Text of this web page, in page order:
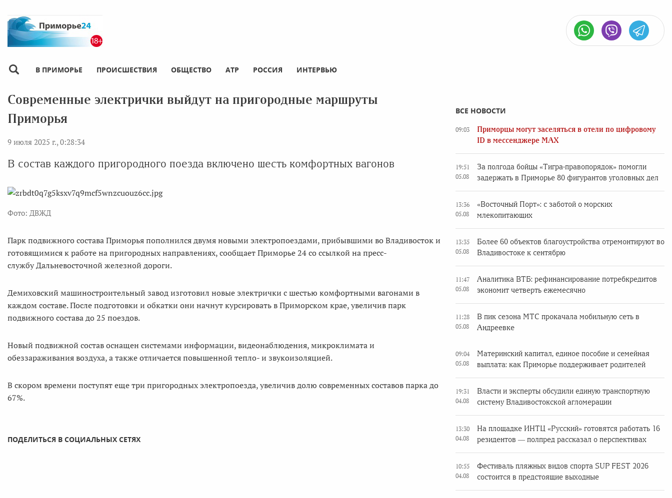
В ПРИМОРЬЕ ПРОИСШЕСТВИЯ ОБЩЕСТВО АТР РОССИЯ ИНТЕРВЬЮ
Современные электрички выйдут на пригородные маршруты
Приморья
9 июля 2025 г., 0:28:34
В состав каждого пригородного поезда включено шесть комфортных вагонов
Фото: ДВЖД
Парк подвижного состава Приморья пополнился двумя новыми электропоездами, прибывшими во Владивосток и
готовящимися к работе на пригородных направлениях, сообщает Приморье 24 со ссылкой на пресс-
службу Дальневосточной железной дороги.
Демиховский машиностроительный завод изготовил новые электрички с шестью комфортными вагонами в
каждом составе. После подготовки и обкатки они начнут курсировать в Приморском крае, увеличив парк
подвижного состава до 25 поездов.
Новый подвижной состав оснащен системами информации, видеонаблюдения, микроклимата и
обеззараживания воздуха, а также отличается повышенной тепло- и звукоизоляцией.
В скором времени поступят еще три пригородных электропоезда, увеличив долю современных составов парка до
67%.
ПОДЕЛИТЬСЯ В СОЦИАЛЬНЫХ СЕТЯХ
ВСЕ НОВОСТИ
09:03
Приморцы могут заселяться в отели по цифровому
ID в мессенджере MAX
19:51
05.08
За полгода бойцы «Тигра-правопорядок» помогли
задержать в Приморье 80 фигурантов уголовных дел
13:36
05.08
«Восточный Порт»: с заботой о морских
млекопитающих
13:35
05.08
Более 60 объектов благоустройства отремонтируют во
Владивостоке к сентябрю
11:47
05.08
Аналитика ВТБ: рефинансирование потребкредитов
экономит четверть ежемесячно
11:28
05.08
В пик сезона МТС прокачала мобильную сеть в
Андреевке
09:04
05.08
Материнский капитал, единое пособие и семейная
выплата: как Приморье поддерживает родителей
19:31
04.08
Власти и эксперты обсудили единую транспортную
систему Владивостокской агломерации
13:30
04.08
На площадке ИНТЦ «Русский» готовятся работать 16
резидентов — полпред рассказал о перспективах
10:55
04.08
Фестиваль пляжных видов спорта SUP FEST 2026
состоится в предстоящие выходные